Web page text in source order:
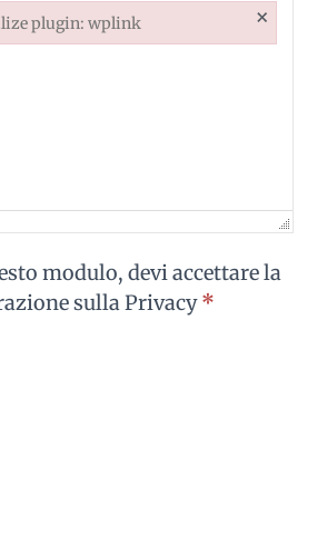
modulo, devi accettare la
sulla Privacy*
plugin: wplink ×
plugin: wplink